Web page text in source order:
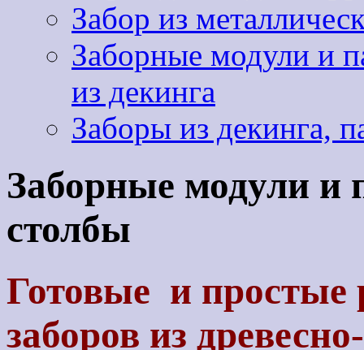
Забор из
Заборные модули и
из декинга
Заборы из декинга,
Заборные модули и
столбы
Готовые и простые
заборов из